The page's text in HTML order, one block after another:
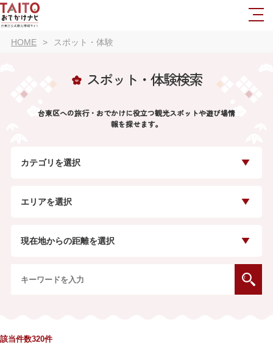
HOME スポット・体験
スポット・体験検索
台東区への旅行・おでかけに役立つ観光スポットや遊び場情
報を探せます。
カテゴリを選択
エリアを選択
現在地からの距離を選択
該当件数320件